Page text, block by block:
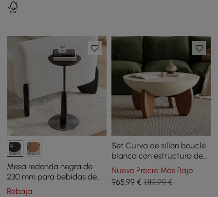
Mesa redonda negra de
230 mm para bebidas de
mediados de siglo
Rebaja
Set Curva de sillón bouclé
blanca con estructura de
madera, redonda, pequeña
y moderna, beige y mesa
de centro
Nuevo Precio Más Bajo
965,99€ 1.119,99 €